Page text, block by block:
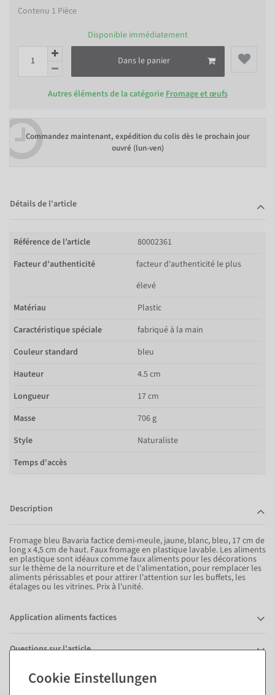
Contenu 1 Pièce
Disponible immédiatement
Dans le panier
Autres éléments de la catégorie Fromage et œufs
Commandez maintenant, expédition du colis dès le prochain jour
ouvré (lun-ven)
Détails de l'article
Référence de l’article
80002361
Facteur d'authenticité
facteur d'authenticité le plus
élevé
Matériau
Plastic
Caractéristique spéciale
fabriqué à la main
Couleur standard
bleu
Hauteur
4.5 cm
Longueur
17 cm
Masse
706 g
Style
Naturaliste
Temps d'accès
Description
Fromage bleu Bavaria factice demi-meule, jaune, blanc, bleu, 17 cm de
long x 4,5 cm de haut. Faux fromage en plastique lavable. Les aliments
en plastique sont idéaux comme faux aliments pour les décorations
sur le thème de la nourriture et de l'alimentation, pour remplacer les
aliments périssables et pour attirer l'attention sur les buffets, les
étalages ou les vitrines. Prix à l'unité.
Application aliments factices
Questions sur l'article